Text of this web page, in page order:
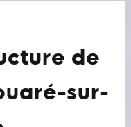
de
sur-